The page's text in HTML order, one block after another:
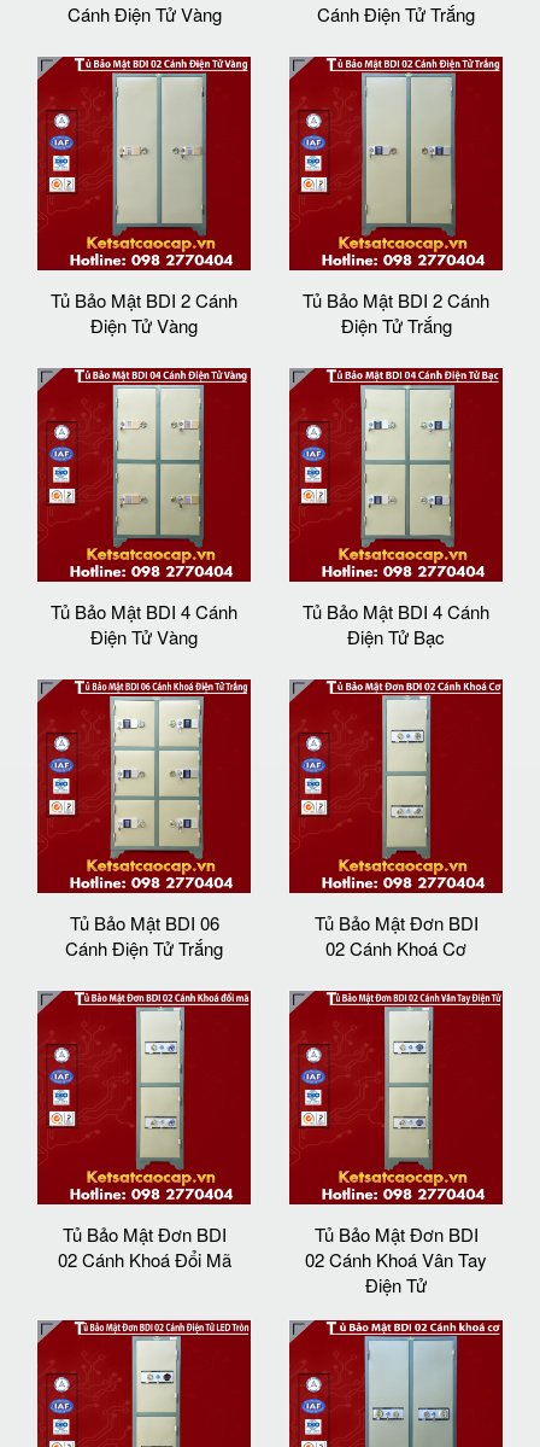
Cánh Điện Tử Vàng
Cánh Điện Tử Trắng
Tủ Bảo Mật BDI 2 Cánh
Điện Tử Vàng
Tủ Bảo Mật BDI 2 Cánh
Điện Tử Trắng
Tủ Bảo Mật BDI 4 Cánh
Điện Tử Vàng
Tủ Bảo Mật BDI 4 Cánh
Điện Tử Bạc
Tủ Bảo Mật BDI 06
Cánh Điện Tử Trắng
Tủ Bảo Mật Đơn BDI
02 Cánh Khoá Cơ
Tủ Bảo Mật Đơn BDI
02 Cánh Khoá Đổi Mã
Tủ Bảo Mật Đơn BDI
02 Cánh Khoá Vân Tay
Điện Tử